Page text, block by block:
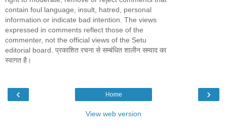
contain foul language, insult, hatred, personal
information or indicate bad intention. The views
expressed in comments reflect those of the
commenter, not the official views of the Setu
editorial board. प्रकाशित रचना से सम्बंधित शालीन सम्वाद का
स्वागत है।
‹ ›
Home
View web version